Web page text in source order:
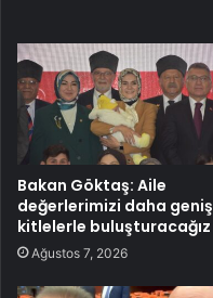
Bakan Göktaş: Aile
değerlerimizi daha geniş
kitlelerle buluşturacağız
Ağustos 7, 2026